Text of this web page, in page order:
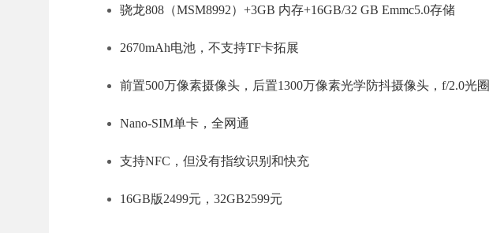
骁龙808（MSM8992）+3GB 内存+16GB/32 GB Emmc5.0存储
2670mAh电池，不支持TF卡拓展
前置500万像素摄像头，后置1300万像素光学防抖摄像头，f/2.0光圈
Nano-SIM单卡，全网通
支持NFC，但没有指纹识别和快充
16GB版2499元，32GB2599元